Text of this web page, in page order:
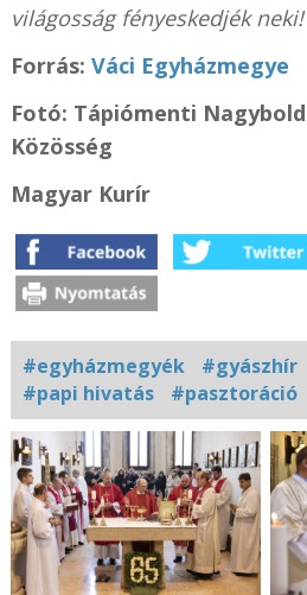
világosság fényeskedjék neki!
Forrás: Váci Egyházmegye
Fotó: Tápiómenti
Közösség
Magyar Kurír
#egyházmegyék #gyászhír
#papi hivatás
#pasztoráció
Kapcsolódó
fotógaléria